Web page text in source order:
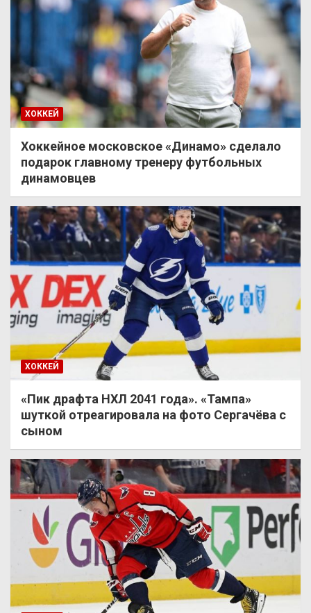
ХОККЕЙ
Хоккейное московское «Динамо» сделало
подарок главному тренеру футбольных
динамовцев
ХОККЕЙ
«Пик драфта НХЛ 2041 года». «Тампа»
шуткой отреагировала на фото Сергачёва с
сыном